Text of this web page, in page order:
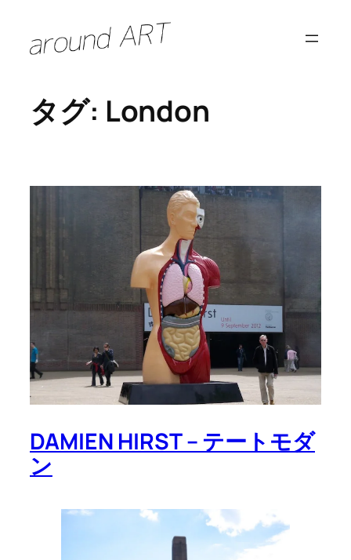
タグ: London
DAMIEN HIRST – テートモダ
ン